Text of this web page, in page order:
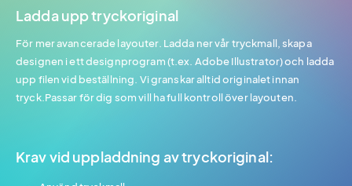
Ladda upp tryckoriginal
För mer avancerade layouter. Ladda ner vår tryckmall, skapa
designen i ett designprogram (t.ex. Adobe Illustrator) och ladda
upp filen vid beställning. Vi granskar alltid originalet innan
tryck.Passar för dig som vill ha full kontroll över layouten.
Krav vid uppladdning av tryckoriginal: